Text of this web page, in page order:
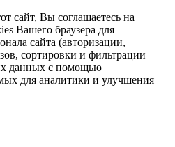
сайт, Вы соглашаетесь на
Вашего браузера для
сайта (авторизации,
сортировки и фильтрации
данных с помощью
для аналитики и улучшения